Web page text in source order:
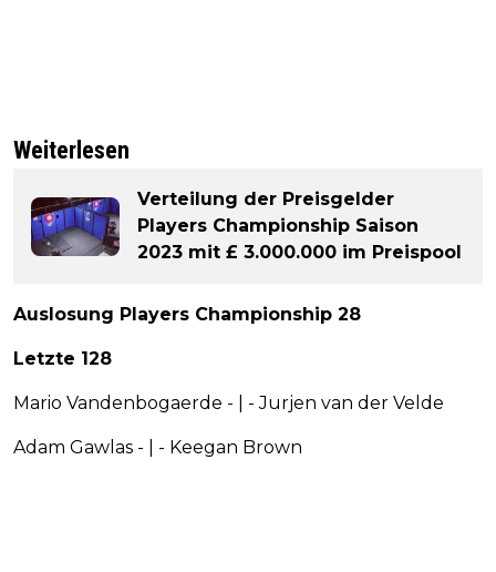
Weiterlesen
Verteilung der Preisgelder
Players Championship Saison
2023 mit £ 3.000.000 im Preispool
Auslosung Players Championship 28
Letzte 128
Mario Vandenbogaerde - | - Jurjen van der Velde
Adam Gawlas - | - Keegan Brown